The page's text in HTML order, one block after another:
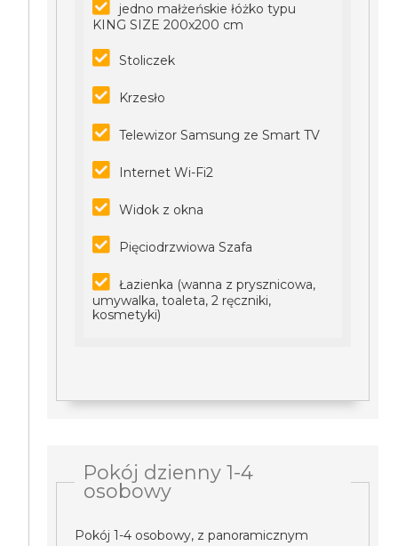
jedno małżeńskie łóżko typu
KING SIZE 200x200 cm
Stoliczek
Krzesło
Telewizor Samsung ze Smart TV
Internet Wi-Fi2
Widok z okna
Pięciodrzwiowa Szafa
Łazienka (wanna z prysznicowa,
umywalka, toaleta, 2 ręczniki,
kosmetyki)
Pokój dzienny 1-4
osobowy
Pokój 1-4 osobowy, z panoramicznym